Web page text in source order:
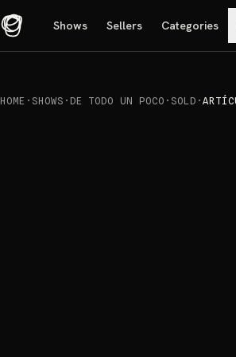
Shows Sellers Categories
HOME · SHOWS · DE TODO UN POCO · SOLD ·